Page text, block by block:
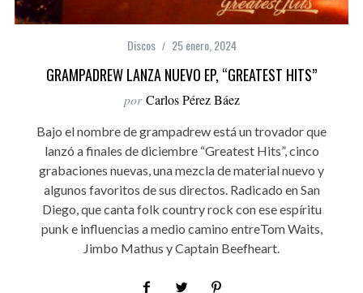
Discos 25 enero, 2024
GRAMPADREW LANZA NUEVO EP, “GREATEST HITS”
por Carlos Pérez Báez
Bajo el nombre de grampadrew está un trovador que
lanzó a finales de diciembre “Greatest Hits”, cinco
grabaciones nuevas, una mezcla de material nuevo y
algunos favoritos de sus directos. Radicado en San
Diego, que canta folk country rock con ese espíritu
punk e influencias a medio camino entreTom Waits,
Jimbo Mathus y Captain Beefheart.